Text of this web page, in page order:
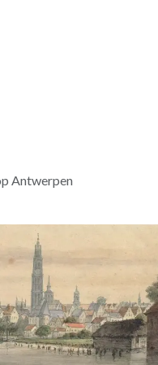
Antwerpen